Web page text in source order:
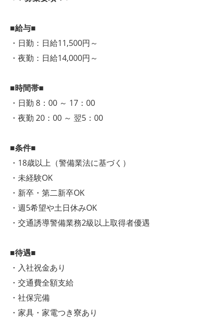
■給与■
・日勤：日給11,500円～
・夜勤：日給14,000円～
■時間帯■
・日勤 8：00 ～ 17：00
・夜勤 20：00 ～ 翌5：00
■条件■
・18歳以上（警備業法に基づく）
・未経験OK
・新卒・第二新卒OK
・週5希望や土日休みOK
・交通誘導警備業務2級以上取得者優遇
■待遇■
・入社祝金あり
・交通費全額支給
・社保完備
・家具・家電つき寮あり